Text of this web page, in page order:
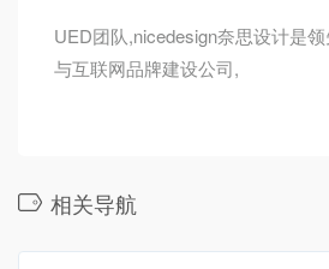
UED团队,nicedesign奈思设计是
与互联网品牌建设公司,
相关导航